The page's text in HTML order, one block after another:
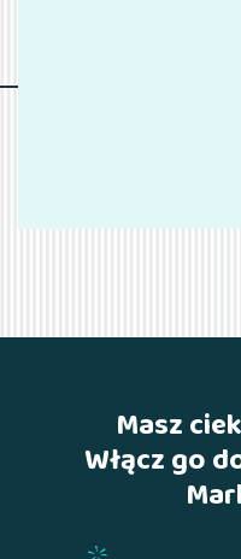
Masz
Włącz go